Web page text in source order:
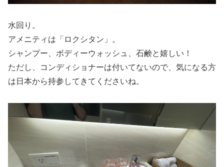
水回り。
アメニティは「ロクシタン」。
シャンプー、ボディーウォッシュ、石鹸と嬉しい！
ただし、コンディショナーは付いてないので、気になる方
は日本から持参してきてくださいね。